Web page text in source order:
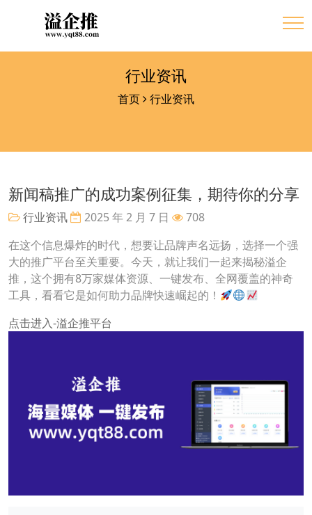
行业资讯
首页 行业资讯
新闻稿推广的成功案例征集，期待你的分享
行业资讯 2025 年 2 月 7 日
708
在这个信息爆炸的时代，想要让品牌声名远扬，选择一个强
大的推广平台至关重要。今天，就让我们一起来揭秘溢企
推，这个拥有8万家媒体资源、一键发布、全网覆盖的神奇
工具，看看它是如何助力品牌快速崛起的！
点击进入-溢企推平台